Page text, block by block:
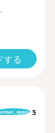
する
5